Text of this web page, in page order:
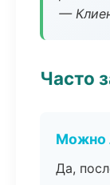
—
Часто
Можно
Да,